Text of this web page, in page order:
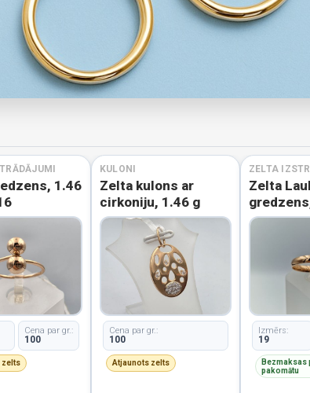
1.46
Cena par gr.:
100
zelts
KULONI
Zelta kulons ar
cirkoniju, 1.46 g
Cena par gr.:
100
Atjaunots zelts
ZELTA
Zelta
izm. 19
Izmērs:
19
Bezmaksas
pakomātu